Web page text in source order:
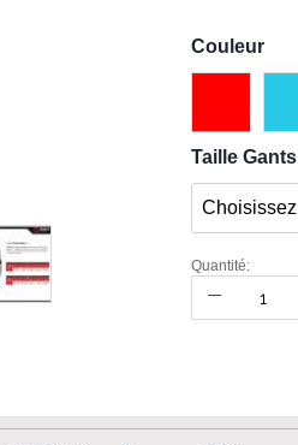
Couleur
Taille Gants
Quantité: